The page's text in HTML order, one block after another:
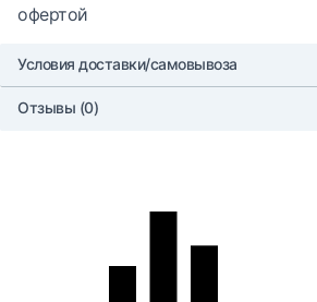
офертой
Условия доставки/самовывоза
Отзывы (0)